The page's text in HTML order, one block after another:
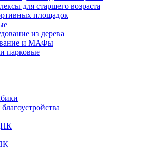
для старшего возраста
площадок
из дерева
и МАФы
парковые